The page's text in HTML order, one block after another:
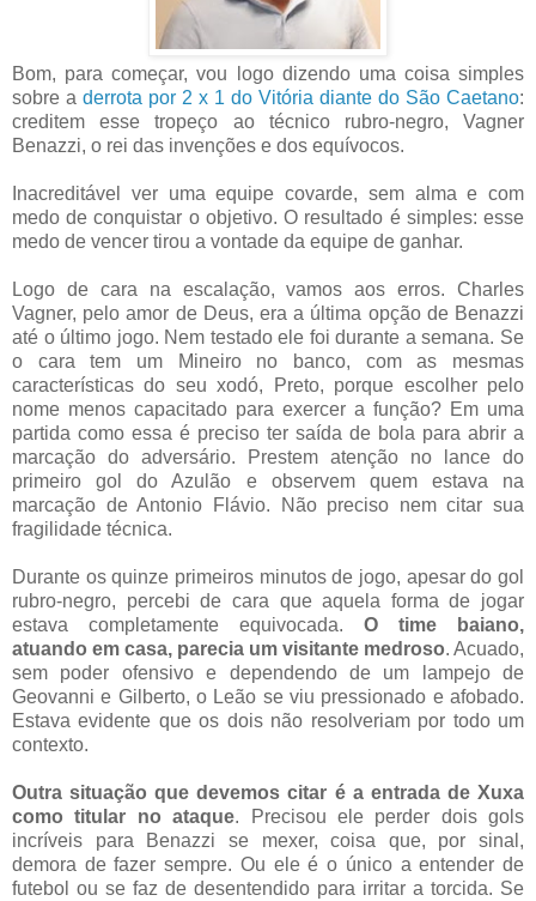
Bom, para começar, vou logo dizendo uma coisa simples
sobre a derrota por 2 x 1 do Vitória diante do São Caetano:
creditem esse tropeço ao técnico rubro-negro, Vagner
Benazzi, o rei das invenções e dos equívocos.
Inacreditável ver uma equipe covarde, sem alma e com
medo de conquistar o objetivo. O resultado é simples: esse
medo de vencer tirou a vontade da equipe de ganhar.
Logo de cara na escalação, vamos aos erros. Charles
Vagner, pelo amor de Deus, era a última opção de Benazzi
até o último jogo. Nem testado ele foi durante a semana. Se
o cara tem um Mineiro no banco, com as mesmas
características do seu xodó, Preto, porque escolher pelo
nome menos capacitado para exercer a função? Em uma
partida como essa é preciso ter saída de bola para abrir a
marcação do adversário. Prestem atenção no lance do
primeiro gol do Azulão e observem quem estava na
marcação de Antonio Flávio. Não preciso nem citar sua
fragilidade técnica.
Durante os quinze primeiros minutos de jogo, apesar do gol
rubro-negro, percebi de cara que aquela forma de jogar
estava completamente equivocada. O time baiano,
atuando em casa, parecia um visitante medroso. Acuado,
sem poder ofensivo e dependendo de um lampejo de
Geovanni e Gilberto, o Leão se viu pressionado e afobado.
Estava evidente que os dois não resolveriam por todo um
contexto.
Outra situação que devemos citar é a entrada de Xuxa
como titular no ataque. Precisou ele perder dois gols
incríveis para Benazzi se mexer, coisa que, por sinal,
demora de fazer sempre. Ou ele é o único a entender de
futebol ou se faz de desentendido para irritar a torcida. Se